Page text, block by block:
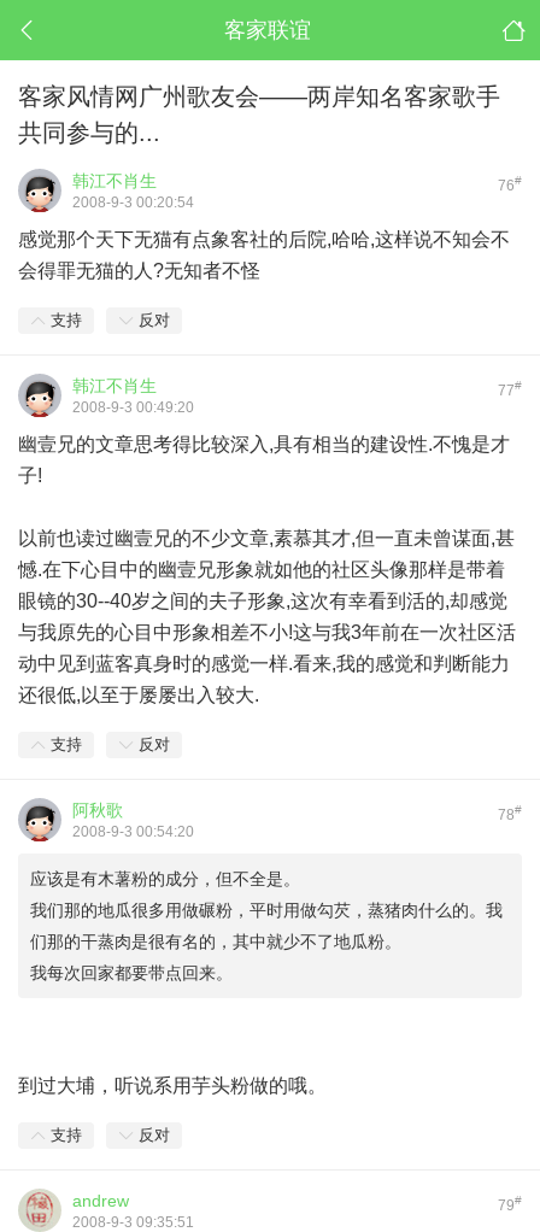
客家联谊
客家风情网广州歌友会——两岸知名客家歌手
共同参与的...
76#
韩江不肖生
2008-9-3 00:20:54
感觉那个天下无猫有点象客社的后院,哈哈,这样说不知会不
会得罪无猫的人?无知者不怪
支持 反对
77#
韩江不肖生
2008-9-3 00:49:20
幽壹兄的文章思考得比较深入,具有相当的建设性.不愧是才
子!
以前也读过幽壹兄的不少文章,素慕其才,但一直未曾谋面,甚
憾.在下心目中的幽壹兄形象就如他的社区头像那样是带着
眼镜的30--40岁之间的夫子形象,这次有幸看到活的,却感觉
与我原先的心目中形象相差不小!这与我3年前在一次社区活
动中见到蓝客真身时的感觉一样.看来,我的感觉和判断能力
还很低,以至于屡屡出入较大.
支持 反对
78#
阿秋歌
2008-9-3 00:54:20
应该是有木薯粉的成分，但不全是。
我们那的地瓜很多用做碾粉，平时用做勾芡，蒸猪肉什么的。我
们那的干蒸肉是很有名的，其中就少不了地瓜粉。
我每次回家都要带点回来。
到过大埔，听说系用芋头粉做的哦。
支持 反对
79#
andrew
2008-9-3 09:35:51